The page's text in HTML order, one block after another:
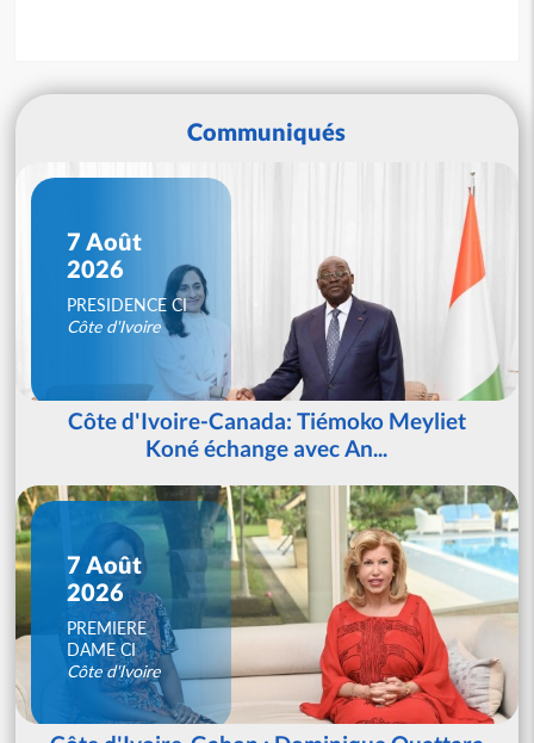
Communiqués
7 Août
2026
PRESIDENCE CI
Côte d'Ivoire
Côte d'Ivoire-Canada: Tiémoko Meyliet
Koné échange avec An...
7 Août
2026
PREMIERE
DAME CI
Côte d'Ivoire